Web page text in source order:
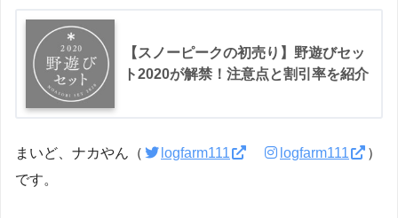
【スノーピークの初売り】野遊びセッ
ト2020が解禁！注意点と割引率を紹介
まいど、ナカやん（ logfarm111 logfarm111
）
です。